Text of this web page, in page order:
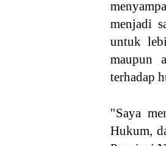
menjadi
untuk
maupun
terhadap
"Saya
Hukum,